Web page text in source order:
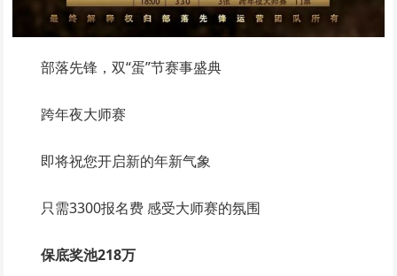
部落先锋，双“蛋”节赛事盛典
跨年夜大师赛
即将祝您开启新的年新气象
只需3300报名费 感受大师赛的氛围
保底奖池218万